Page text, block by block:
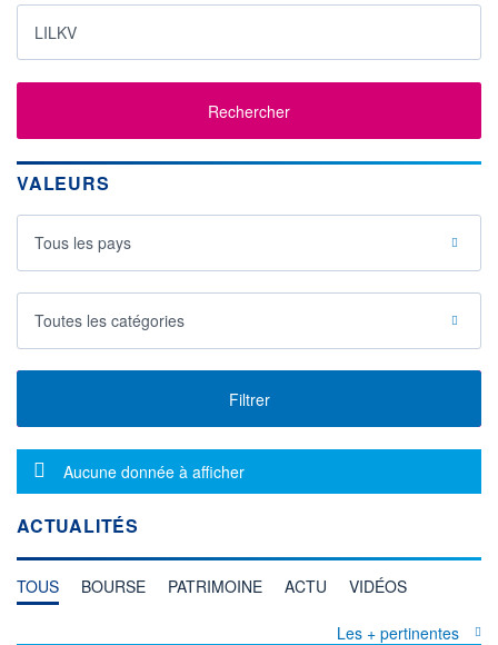
Rechercher
VALEURS
Tous les pays
Toutes les catégories
Filtrer
Message d'information
Aucune donnée à afficher
ACTUALITÉS
TOUS BOURSE PATRIMOINE ACTU VIDÉOS
Les + pertinentes